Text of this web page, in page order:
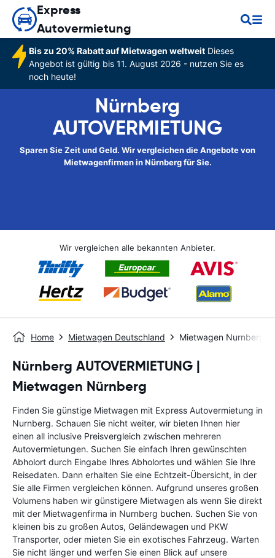
Express
Autovermietung
Bis zu 20% Rabatt auf Mietwagen weltweitDieses
Angebot ist gültig bis 11. August 2026 - nutzen Sie es
noch heute!
Nürnberg
AUTOVERMIETUNG
Sparen Sie Zeit und Geld. Wir vergleichen die Angebote von
Mietwagenfirmen in Nürnberg für Sie.
Wir vergleichen alle bekannten Anbieter.
Home Mietwagen Deutschland Mietwagen Nurnberg
Nürnberg AUTOVERMIETUNG |
Mietwagen Nürnberg
Finden Sie günstige Mietwagen mit Express Autovermietung in
Nurnberg. Schauen Sie nicht weiter, wir bieten Ihnen hier
einen all inclusive Preisvergleich zwischen mehreren
Autovermietungen. Suchen Sie einfach Ihren gewünschten
Abholort durch Eingabe Ihres Abholortes und wählen Sie Ihre
Reisedaten. Dann erhalten Sie eine Echtzeit-Übersicht, in der
Sie alle Firmen vergleichen können. Aufgrund unseres großen
Volumens haben wir günstigere Mietwagen als wenn Sie direkt
mit der Mietwagenfirma in Nurnberg buchen. Suchen Sie von
kleinen bis zu großen Autos, Geländewagen und PKW
Transporter, oder mieten Sie ein exotisches Fahrzeug. Warten
Sie nicht länger und werfen Sie einen Blick auf unsere